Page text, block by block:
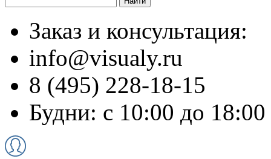
Заказ и консультация:
info@visualy.ru
8 (495) 228-18-15
Будни: с 10:00 до 18:00